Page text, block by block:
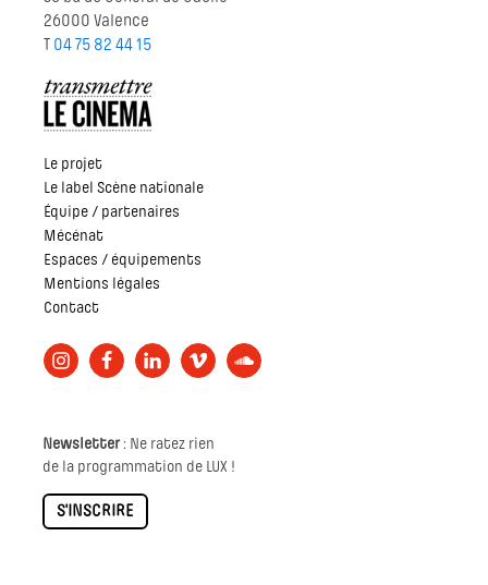
26000 Valence
T 04 75 82 44 15
Le projet
Le label Scène nationale
Équipe / partenaires
Mécénat
Espaces / équipements
Mentions légales
Contact
Newsletter: Ne ratez rien
de la programmation de LUX !
S'INSCRIRE